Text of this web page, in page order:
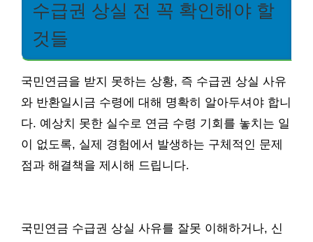
수급권 상실 전 꼭 확인해야 할
것들
국민연금을 받지 못하는 상황, 즉 수급권 상실 사유
와 반환일시금 수령에 대해 명확히 알아두셔야 합니
다. 예상치 못한 실수로 연금 수령 기회를 놓치는 일
이 없도록, 실제 경험에서 발생하는 구체적인 문제
점과 해결책을 제시해 드립니다.
국민연금 수급권 상실 사유를 잘못 이해하거나, 신